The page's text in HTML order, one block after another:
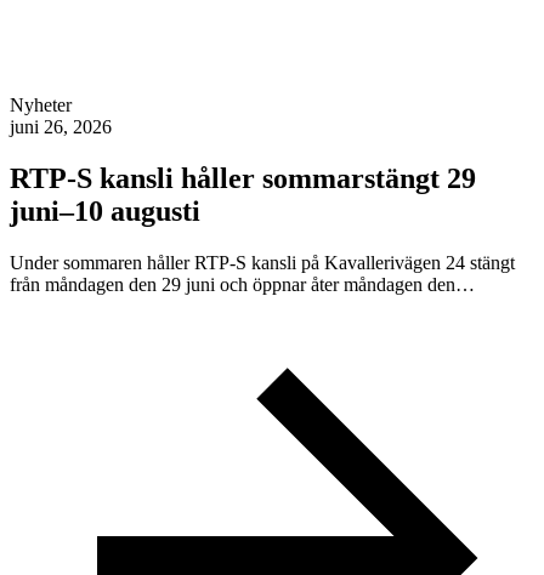
Nyheter
juni 26, 2026
RTP-S kansli håller sommarstängt 29
juni–10 augusti
Under sommaren håller RTP-S kansli på Kavallerivägen 24 stängt
från måndagen den 29 juni och öppnar åter måndagen den…